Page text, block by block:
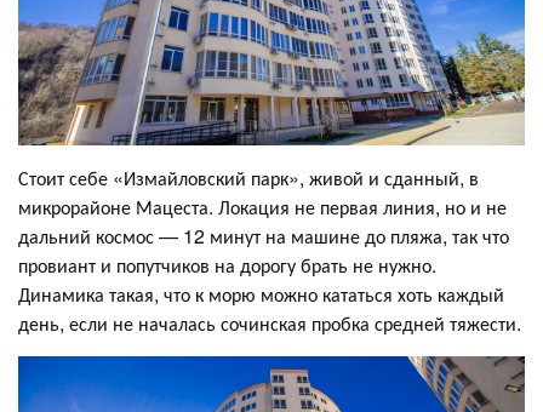
Стоит себе «Измайловский парк», живой и сданный, в
микрорайоне Мацеста. Локация не первая линия, но и не
дальний космос — 12 минут на машине до пляжа, так что
провиант и попутчиков на дорогу брать не нужно.
Динамика такая, что к морю можно кататься хоть каждый
день, если не началась сочинская пробка средней тяжести.